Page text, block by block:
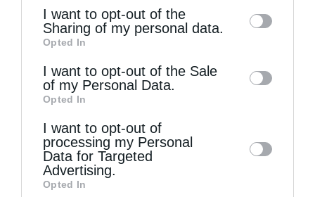
information by third parties on the IAB’s list
of downstream participants. This
information may also be disclosed by us to
third parties on theIAB’s List of
Downstream Participants
disclose it to other third parties.
I want to opt-out of the
Sharing of my personal data.
Opted In
I want to opt-out of the Sale
of my Personal Data.
Opted In
I want to opt-out of
processing my Personal
Data for Targeted
Advertising.
Opted In
Τελευταία άρθρα
Ελληνικός Ερυθρός Σταυρός: Τι πρέπει να